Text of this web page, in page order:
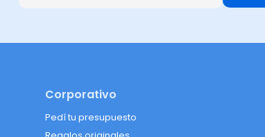
Corporativo
Pedí tu presupuesto